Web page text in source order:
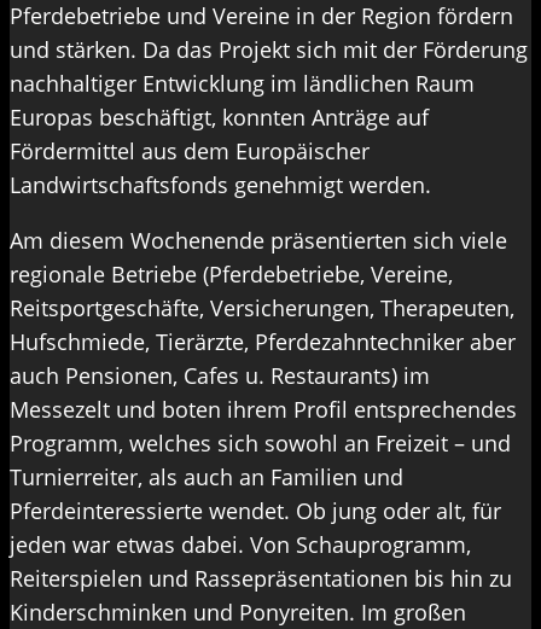
Pferdebetriebe und Vereine in der Region fördern
und stärken. Da das Projekt sich mit der Förderung
nachhaltiger Entwicklung im ländlichen Raum
Europas beschäftigt, konnten Anträge auf
Fördermittel aus dem Europäischer
Landwirtschaftsfonds genehmigt werden.
Am diesem Wochenende präsentierten sich viele
regionale Betriebe (Pferdebetriebe, Vereine,
Reitsportgeschäfte, Versicherungen, Therapeuten,
Hufschmiede, Tierärzte, Pferdezahntechniker aber
auch Pensionen, Cafes u. Restaurants) im
Messezelt und boten ihrem Profil entsprechendes
Programm, welches sich sowohl an Freizeit – und
Turnierreiter, als auch an Familien und
Pferdeinteressierte wendet. Ob jung oder alt, für
jeden war etwas dabei. Von Schauprogramm,
Reiterspielen und Rassepräsentationen bis hin zu
Kinderschminken und Ponyreiten. Im großen